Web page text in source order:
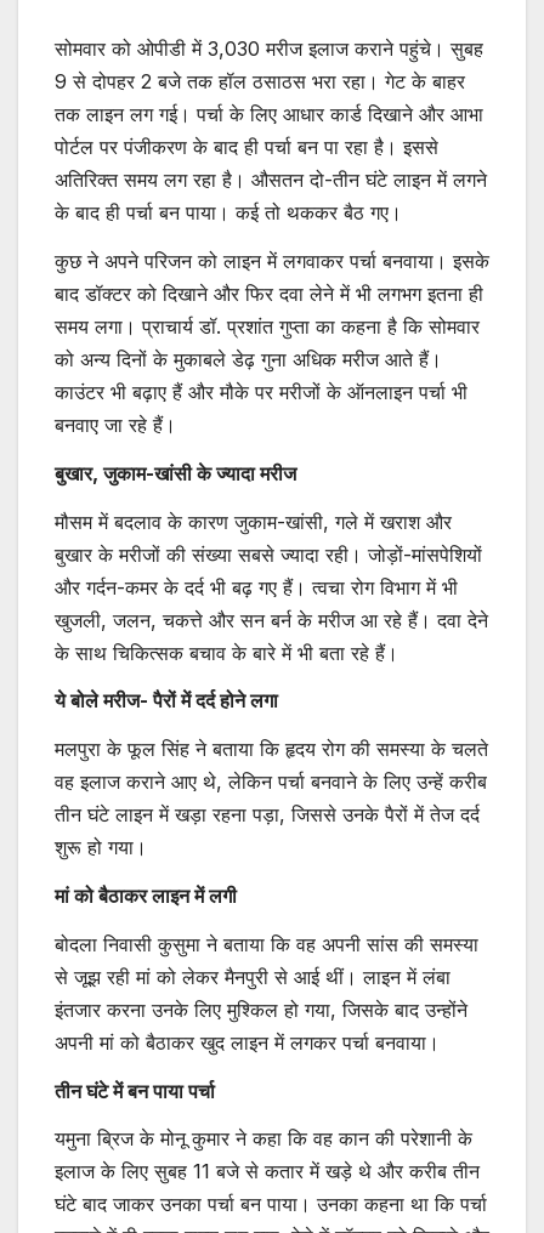
सोमवार को ओपीडी में 3,030 मरीज इलाज कराने पहुंचे। सुबह
9 से दोपहर 2 बजे तक हॉल ठसाठस भरा रहा। गेट के बाहर
तक लाइन लग गई। पर्चा के लिए आधार कार्ड दिखाने और आभा
पोर्टल पर पंजीकरण के बाद ही पर्चा बन पा रहा है। इससे
अतिरिक्त समय लग रहा है। औसतन दो-तीन घंटे लाइन में लगने
के बाद ही पर्चा बन पाया। कई तो थककर बैठ गए।
कुछ ने अपने परिजन को लाइन में लगवाकर पर्चा बनवाया। इसके
बाद डॉक्टर को दिखाने और फिर दवा लेने में भी लगभग इतना ही
समय लगा। प्राचार्य डॉ. प्रशांत गुप्ता का कहना है कि सोमवार
को अन्य दिनों के मुकाबले डेढ़ गुना अधिक मरीज आते हैं।
काउंटर भी बढ़ाए हैं और मौके पर मरीजों के ऑनलाइन पर्चा भी
बनवाए जा रहे हैं।
बुखार, जुकाम-खांसी के ज्यादा मरीज
मौसम में बदलाव के कारण जुकाम-खांसी, गले में खराश और
बुखार के मरीजों की संख्या सबसे ज्यादा रही। जोड़ों-मांसपेशियों
और गर्दन-कमर के दर्द भी बढ़ गए हैं। त्वचा रोग विभाग में भी
खुजली, जलन, चकत्ते और सन बर्न के मरीज आ रहे हैं। दवा देने
के साथ चिकित्सक बचाव के बारे में भी बता रहे हैं।
ये बोले मरीज- पैरों में दर्द होने लगा
मलपुरा के फूल सिंह ने बताया कि हृदय रोग की समस्या के चलते
वह इलाज कराने आए थे, लेकिन पर्चा बनवाने के लिए उन्हें करीब
तीन घंटे लाइन में खड़ा रहना पड़ा, जिससे उनके पैरों में तेज दर्द
शुरू हो गया।
मां को बैठाकर लाइन में लगी
बोदला निवासी कुसुमा ने बताया कि वह अपनी सांस की समस्या
से जूझ रही मां को लेकर मैनपुरी से आई थीं। लाइन में लंबा
इंतजार करना उनके लिए मुश्किल हो गया, जिसके बाद उन्होंने
अपनी मां को बैठाकर खुद लाइन में लगकर पर्चा बनवाया।
तीन घंटे में बन पाया पर्चा
यमुना ब्रिज के मोनू कुमार ने कहा कि वह कान की परेशानी के
इलाज के लिए सुबह 11 बजे से कतार में खड़े थे और करीब तीन
घंटे बाद जाकर उनका पर्चा बन पाया। उनका कहना था कि पर्चा